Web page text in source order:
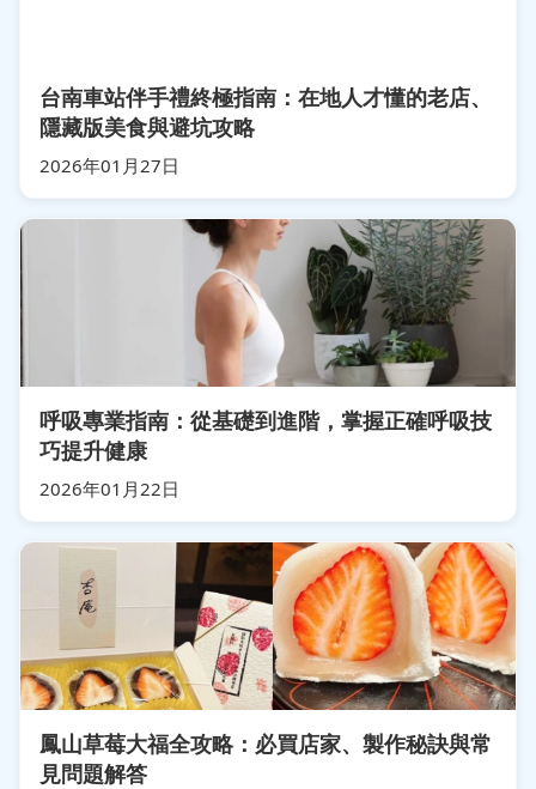
台南車站伴手禮終極指南：在地人才懂的老店、
隱藏版美食與避坑攻略
2026年01月27日
呼吸專業指南：從基礎到進階，掌握正確呼吸技
巧提升健康
2026年01月22日
鳳山草莓大福全攻略：必買店家、製作秘訣與常
見問題解答